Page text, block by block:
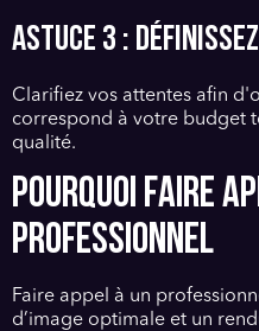
Astuce 3 :
Clarifiez vos attentes afin
correspond à votre budget
qualité.
POURQUOI FAIRE
PROFESSIONNEL
Faire appel à un
d’image optimale et un